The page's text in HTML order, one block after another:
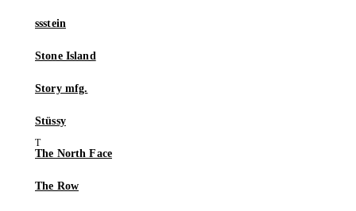
ssstein
Stone Island
Story mfg.
Stüssy
The North Face
The Row